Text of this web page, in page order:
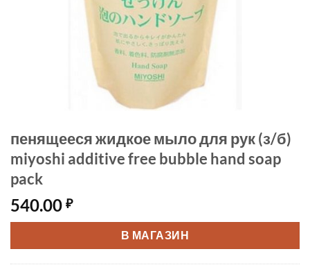
пенящееся жидкое мыло для рук (з/б)
miyoshi additive free bubble hand soap
pack
540.00 ₽
В МАГАЗИН